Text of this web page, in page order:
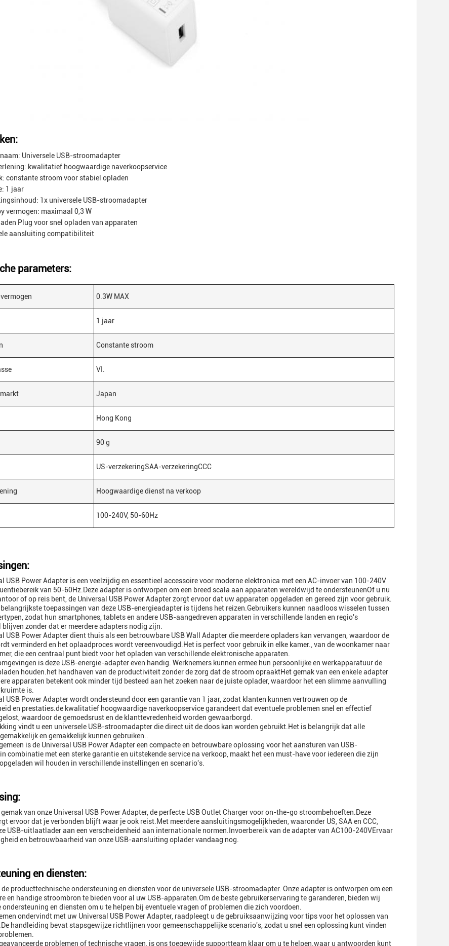
Universele USB-stroomadapter
kwalitatief hoogwaardige naverkoopservice
constante stroom voor stabiel opladen
1 jaar
1x universele USB-stroomadapter
vermogen: maximaal 0,3 W
Plug voor snel opladen van apparaten
aansluiting compatibiliteit
parameters:
0.3W MAX
1 jaar
Constante stroom
VI.
Japan
Hong Kong
90 g
US-verzekeringSAA-verzekeringCCC
Hoogwaardige dienst na verkoop
100-240V, 50-60Hz
USB Power Adapter is een veelzijdig en essentieel accessoire voor moderne elektronica met een AC-invoer van 100-240V
van 50-60Hz.Deze adapter is ontworpen om een breed scala aan apparaten wereldwijd te ondersteunenOf u nu
of op reis bent, de Universal USB Power Adapter zorgt ervoor dat uw apparaten opgeladen en gereed zijn voor gebruik.
belangrijkste toepassingen van deze USB-energieadapter is tijdens het reizen.Gebruikers kunnen naadloos wisselen tussen
zodat hun smartphones, tablets en andere USB-aangedreven apparaten in verschillende landen en regio's
zonder dat er meerdere adapters nodig zijn.
USB Power Adapter dient thuis als een betrouwbare USB Wall Adapter die meerdere opladers kan vervangen, waardoor de
verminderd en het oplaadproces wordt vereenvoudigd.Het is perfect voor gebruik in elke kamer., van de woonkamer naar
die een centraal punt biedt voor het opladen van verschillende elektronische apparaten.
is deze USB-energie-adapter even handig. Werknemers kunnen ermee hun persoonlijke en werkapparatuur de
houden.het handhaven van de productiviteit zonder de zorg dat de stroom opraaktHet gemak van een enkele adapter
apparaten betekent ook minder tijd besteed aan het zoeken naar de juiste oplader, waardoor het een slimme aanvulling
is.
USB Power Adapter wordt ondersteund door een garantie van 1 jaar, zodat klanten kunnen vertrouwen op de
en prestaties.de kwalitatief hoogwaardige naverkoopservice garandeert dat eventuele problemen snel en effectief
waardoor de gemoedsrust en de klanttevredenheid worden gewaarborgd.
vindt u een universele USB-stroomadapter die direct uit de doos kan worden gebruikt.Het is belangrijk dat alle
en gemakkelijk kunnen gebruiken..
is de Universal USB Power Adapter een compacte en betrouwbare oplossing voor het aansturen van USB-
combinatie met een sterke garantie en uitstekende service na verkoop, maakt het een must-have voor iedereen die zijn
wil houden in verschillende instellingen en scenario's.
van onze Universal USB Power Adapter, de perfecte USB Outlet Charger voor on-the-go stroombehoeften.Deze
ervoor dat je verbonden blijft waar je ook reist.Met meerdere aansluitingsmogelijkheden, waaronder US, SAA en CCC,
USB-uitlaatlader aan een verscheidenheid aan internationale normen.Invoerbereik van de adapter van AC100-240VErvaar
en betrouwbaarheid van onze USB-aansluiting oplader vandaag nog.
en diensten:
producttechnische ondersteuning en diensten voor de universele USB-stroomadapter. Onze adapter is ontworpen om een
en handige stroombron te bieden voor al uw USB-apparaten.Om de beste gebruikerservaring te garanderen, bieden wij
ondersteuning en diensten om u te helpen bij eventuele vragen of problemen die zich voordoen.
ondervindt met uw Universal USB Power Adapter, raadpleegt u de gebruiksaanwijzing voor tips voor het oplossen van
handleiding bevat stapsgewijze richtlijnen voor gemeenschappelijke scenario's, zodat u snel een oplossing kunt vinden
problemen of technische vragen, is ons toegewijde supportteam klaar om u te helpen.waar u antwoorden kunt